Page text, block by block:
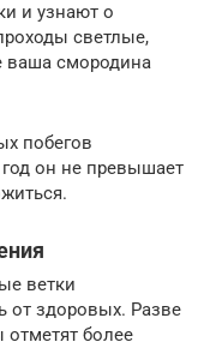
и узнают о
светлые,
ваша смородина
побегов
год он не превышает
ветки
от здоровых. Разве
более